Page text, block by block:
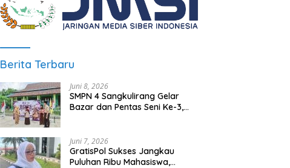
Berita Terbaru
Juni 8, 2026
SMPN 4 Sangkulirang Gelar
Bazar dan Pentas Seni Ke-3,
Juni 7, 2026
GratisPol Sukses Jangkau
Puluhan Ribu Mahasiswa,